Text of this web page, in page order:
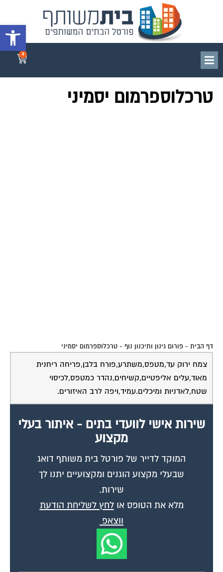
פתח
0
טרכלוספרמום יסמיני
דף הבית - פורום גינון ותיכנון נוף - טרכלוספרמום יסמיני
צמח ירוק עד,מטפס,משתרע,פורח בלבן,פריחה ריחנית
מאוד,עלים אליפטיים,קשיחים,נהדר כמטפס,לכיסוי
שטח,לאדניות ומיכלים.עמיד,ויפה לרב האיזורים.
שירות אישי לוועדי בתים - איתור בעלי
מקצוע
המוקד לדייר של פורטל בית משותף דואג
שבעלי מקצוע הוגנים ומקצועיים יתנו לך
שירות.
מלא את הטופס אולחץ לשליחת הודעת
ווצאפ